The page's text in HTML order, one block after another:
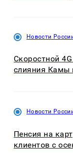
Новости
Скоростной
слияния Камы
Новости
Пенсия на
клиентов с